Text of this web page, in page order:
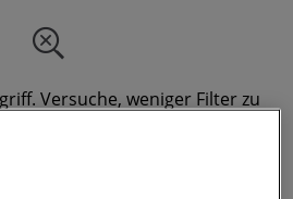
Versuche, weniger Filter zu